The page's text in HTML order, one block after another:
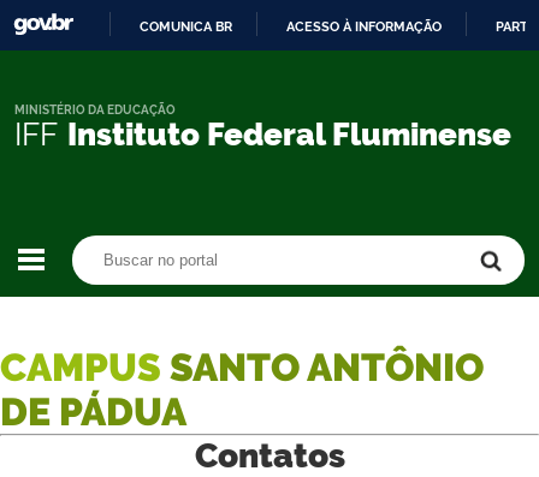
CONTEÚDO
COMUNICA BR ACESSO À INFORMAÇÃO
IFF Instituto Federal Fluminense
MINISTÉRIO DA EDUCAÇÃO
CAMPUS SANTO ANTÔNIO
DE PÁDUA
Contatos